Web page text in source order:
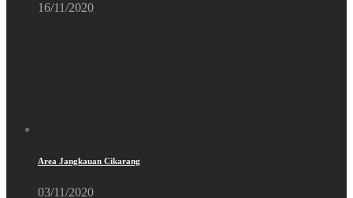
16/11/2020
Area Jangkauan Cikarang
03/11/2020